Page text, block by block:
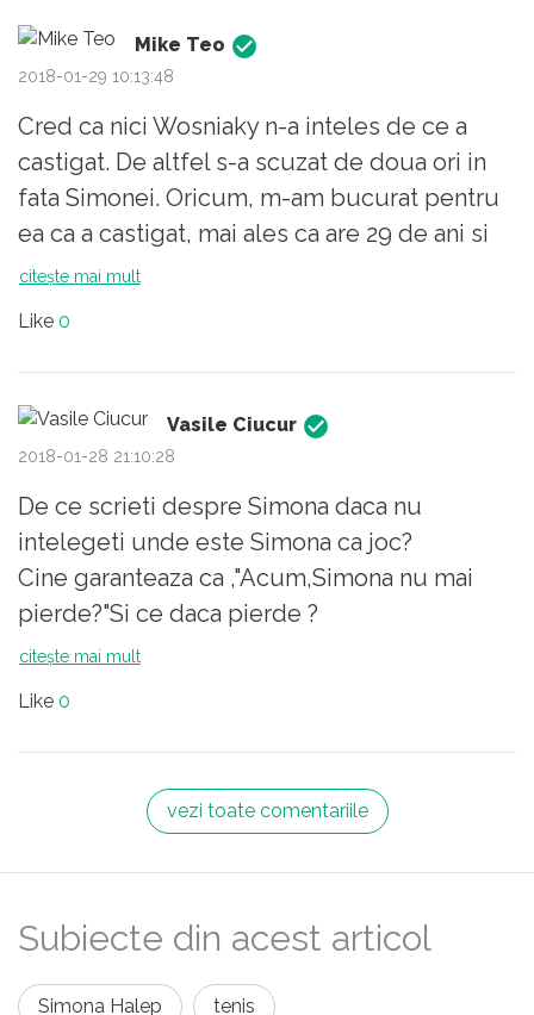
Mike Teo
2018-01-29 10:13:48
Cred ca nici Wosniaky n-a inteles de ce a
castigat. De altfel s-a scuzat de doua ori in
fata Simonei. Oricum, m-am bucurat pentru
ea ca a castigat, mai ales ca are 29 de ani si
acesta ar putea fi si ultimul turneu de MS pe
ar fi castigat cu siguranta. Wosniaky nu facea
fata mingilor trimise de Simona in fundul
terenului cu mult top spin. Insa Simona nu
ei fizice. Este foarte greu sa sustii un astfel
de schimb in conditiile alea.
citește mai mult
Like 0
Vasile Ciucur
2018-01-28 21:10:28
De ce scrieti despre Simona daca nu
intelegeti unde este Simona ca joc?
Cine garanteaza ca ,"Acum,Simona nu mai
pierde?"Si ce daca pierde ?
Jocul Simonei trebuie sa fie altul (ultimile
trebuie sa tinda catre jocul complet.
citește mai mult
Like 0
vezi toate comentariile
Subiecte din acest articol
Simona Halep tenis